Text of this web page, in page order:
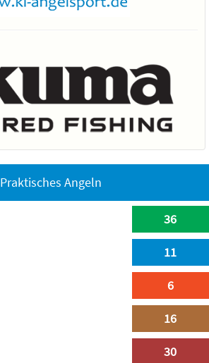
Praktisches Angeln
36
11
6
16
30